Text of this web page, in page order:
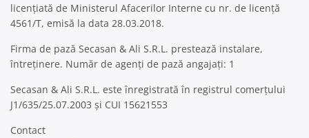
licențiată de Ministerul Afacerilor Interne cu nr. de licență
4561/T, emisă la data 28.03.2018.
Firma de pază Secasan & Ali S.R.L. prestează instalare,
întreținere. Număr de agenți de pază angajați: 1
Secasan & Ali S.R.L. este înregistrată în registrul comerțului
J1/635/25.07.2003 și CUI 15621553
Contact